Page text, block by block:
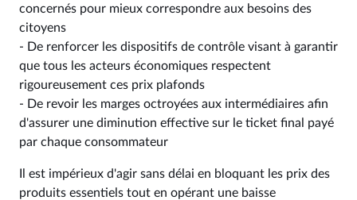
concernés pour mieux correspondre aux besoins des
citoyens
- De renforcer les dispositifs de contrôle visant à garantir
que tous les acteurs économiques respectent
rigoureusement ces prix plafonds
- De revoir les marges octroyées aux intermédiaires afin
d'assurer une diminution effective sur le ticket final payé
par chaque consommateur
Il est impérieux d'agir sans délai en bloquant les prix des
produits essentiels tout en opérant une baisse